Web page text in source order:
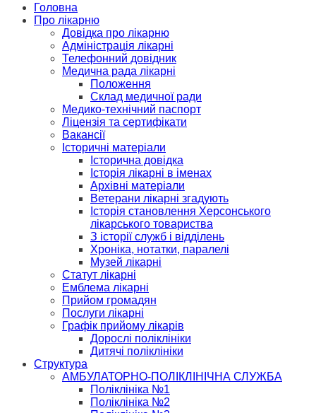
Головна
Про лікарню
Довідка про лікарню
Адміністрація лікарні
Телефонний довідник
Медична рада лікарні
Положення
Склад медичної ради
Медико-технічний паспорт
Ліцензія та сертифікати
Вакансії
Історичні матеріали
Історична довідка
Історія лікарні в іменах
Архівні матеріали
Ветерани лікарні згадують
Історія становлення Херсонського
лікарського товариства
З історії служб і відділень
Хроніка, нотатки, паралелі
Музей лікарні
Статут лікарні
Емблема лікарні
Прийом громадян
Послуги лікарні
Графік прийому лікарів
Дорослі поліклініки
Дитячі поліклініки
Структура
АМБУЛАТОРНО-ПОЛІКЛІНІЧНА СЛУЖБА
Поліклініка №1
Поліклініка №2